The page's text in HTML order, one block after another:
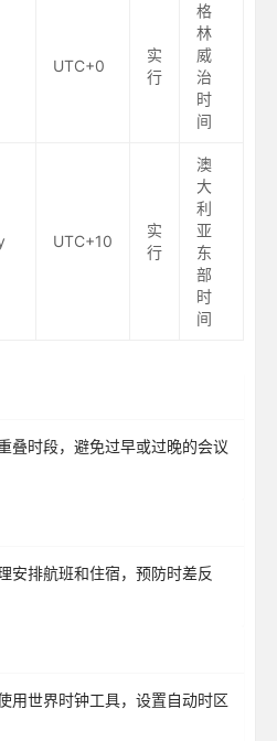
UTC+0
实
行
格
林
威
治
时
间
UTC+10
实
行
澳
大
利
亚
东
部
时
间
叠时段，避免过早或过晚的会议
安排航班和住宿，预防时差反
用世界时钟工具，设置自动时区